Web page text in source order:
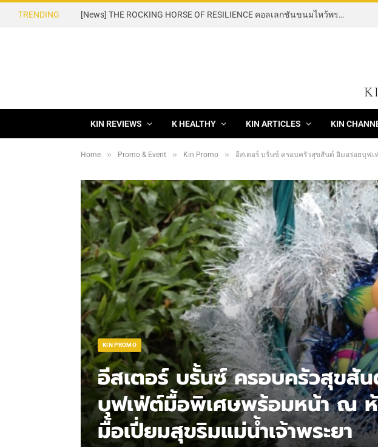
TRENDING [News] THE ROCKING HORSE OF RESILIENCE คอลเลกชันขนมไหว้พระจันทร์ mooncake ประจำปี 2569 จากBanyan Tree Bangkok 1 สิงหาคม – 25 กันยายน 2569
KIN REVIEWS K HEALTHY KIN ARTICLES KIN
Home » Promo & Event » Kin Promo » อีสเตอร์ บรั้นซ์ ครอบครัวสุขสันต์ อิ่มอร่อยบุฟ
KIN PROMO
อีสเตอร์ บรั้นซ์ ครอบครัวสุขสั
บุฟเฟ่ต์มื้อพิเศษพร้อมหน้า ณ
มื้อเปี่ยมสุขริมแม่น้ำเจ้าพระยา